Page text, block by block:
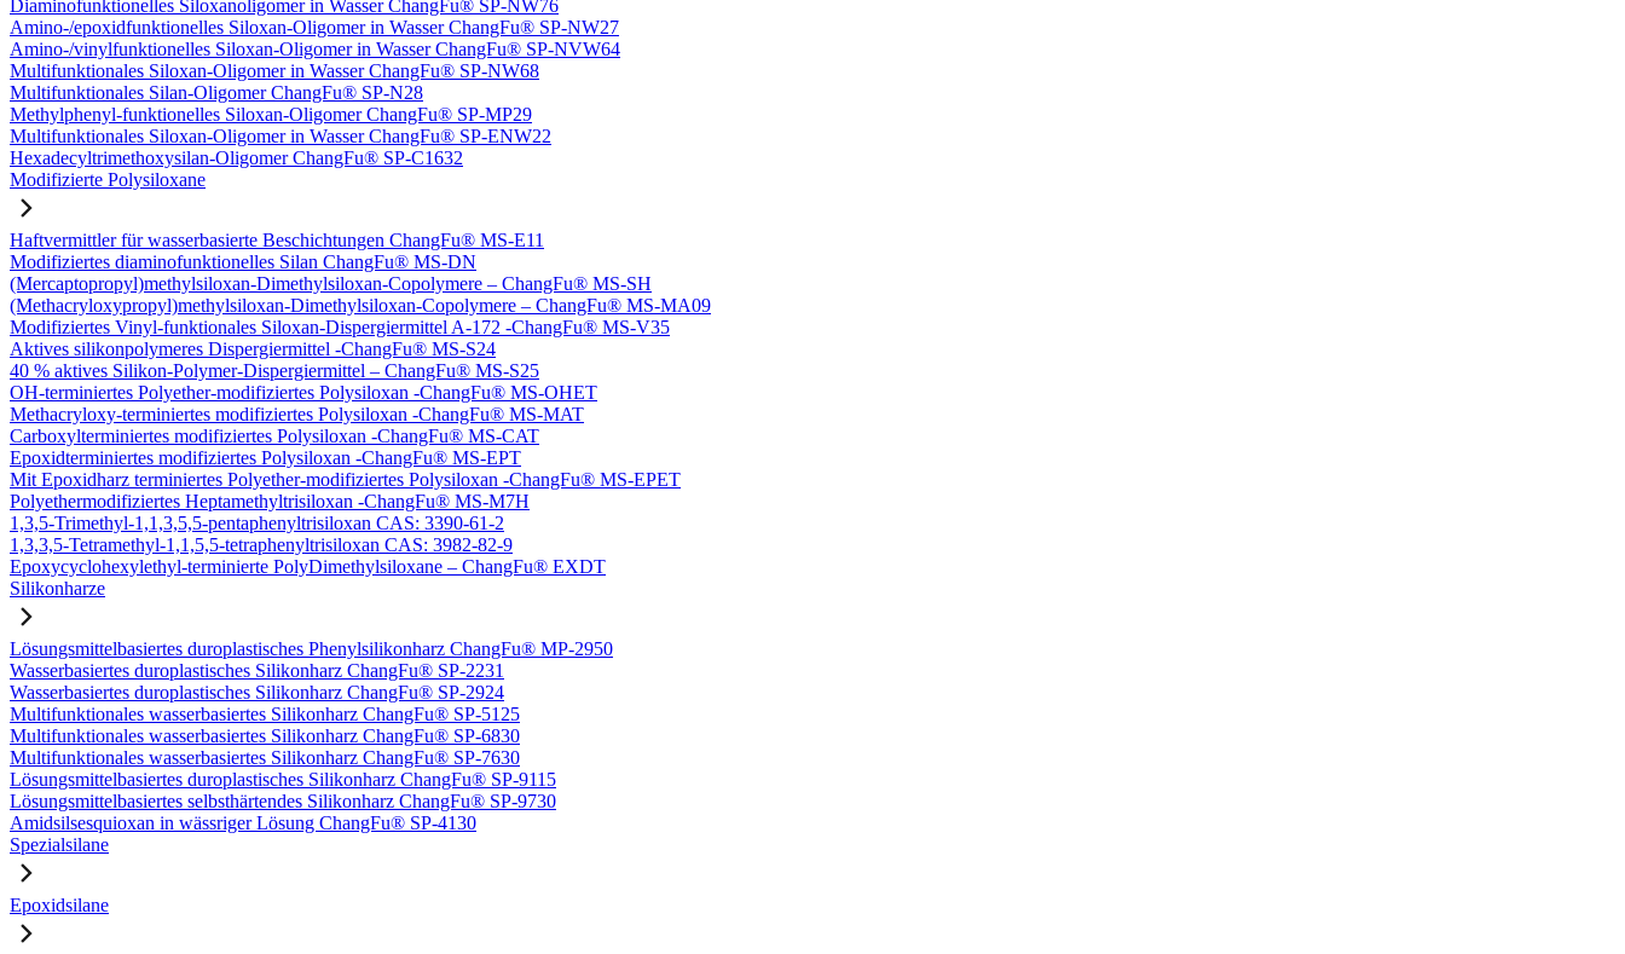
Diaminofunktionelles Siloxanoligomer in Wasser ChangFu® SP-NW76
Amino-/epoxidfunktionelles Siloxan-Oligomer in Wasser ChangFu® SP-NW27
Amino-/vinylfunktionelles Siloxan-Oligomer in Wasser ChangFu® SP-NVW64
Multifunktionales Siloxan-Oligomer in Wasser ChangFu® SP-NW68
Multifunktionales Silan-Oligomer ChangFu® SP-N28
Methylphenyl-funktionelles Siloxan-Oligomer ChangFu® SP-MP29
Multifunktionales Siloxan-Oligomer in Wasser ChangFu® SP-ENW22
Hexadecyltrimethoxysilan-Oligomer ChangFu® SP-C1632
Modifizierte Polysiloxane
Haftvermittler für wasserbasierte Beschichtungen ChangFu® MS-E11
Modifiziertes diaminofunktionelles Silan ChangFu® MS-DN
(Mercaptopropyl)methylsiloxan-Dimethylsiloxan-Copolymere – ChangFu® MS-SH
(Methacryloxypropyl)methylsiloxan-Dimethylsiloxan-Copolymere – ChangFu® MS-MA09
Modifiziertes Vinyl-funktionales Siloxan-Dispergiermittel A-172 -ChangFu® MS-V35
Aktives silikonpolymeres Dispergiermittel -ChangFu® MS-S24
40 % aktives Silikon-Polymer-Dispergiermittel – ChangFu® MS-S25
OH-terminiertes Polyether-modifiziertes Polysiloxan -ChangFu® MS-OHET
Methacryloxy-terminiertes modifiziertes Polysiloxan -ChangFu® MS-MAT
Carboxylterminiertes modifiziertes Polysiloxan -ChangFu® MS-CAT
Epoxidterminiertes modifiziertes Polysiloxan -ChangFu® MS-EPT
Mit Epoxidharz terminiertes Polyether-modifiziertes Polysiloxan -ChangFu® MS-EPET
Polyethermodifiziertes Heptamethyltrisiloxan -ChangFu® MS-M7H
1,3,5-Trimethyl-1,1,3,5,5-pentaphenyltrisiloxan CAS: 3390-61-2
1,3,3,5-Tetramethyl-1,1,5,5-tetraphenyltrisiloxan CAS: 3982-82-9
Epoxycyclohexylethyl-terminierte PolyDimethylsiloxane – ChangFu® EXDT
Silikonharze
Lösungsmittelbasiertes duroplastisches Phenylsilikonharz ChangFu® MP-2950
Wasserbasiertes duroplastisches Silikonharz ChangFu® SP-2231
Wasserbasiertes duroplastisches Silikonharz ChangFu® SP-2924
Multifunktionales wasserbasiertes Silikonharz ChangFu® SP-5125
Multifunktionales wasserbasiertes Silikonharz ChangFu® SP-6830
Multifunktionales wasserbasiertes Silikonharz ChangFu® SP-7630
Lösungsmittelbasiertes duroplastisches Silikonharz ChangFu® SP-9115
Lösungsmittelbasiertes selbsthärtendes Silikonharz ChangFu® SP-9730
Amidsilsesquioxan in wässriger Lösung ChangFu® SP-4130
Spezialsilane
Epoxidsilane